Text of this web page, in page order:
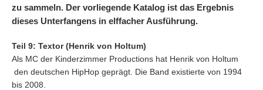
zu sammeln. Der vorliegende Katalog ist das Ergebnis
dieses Unterfangens in elffacher Ausführung.
Teil 9: Textor (Henrik von Holtum)
Als MC der Kinderzimmer Productions hat Henrik von Holtum
den deutschen HipHop geprägt. Die Band existierte von 1994
bis 2008.